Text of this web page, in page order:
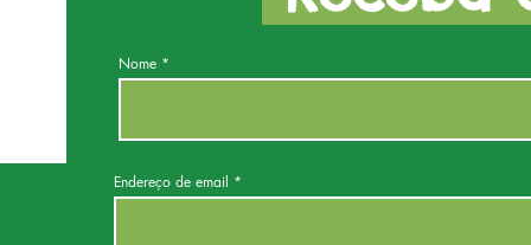
Nome
Endereço de email